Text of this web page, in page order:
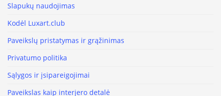
Slapukų naudojimas
Kodėl Luxart.club
Paveikslų pristatymas ir grąžinimas
Privatumo politika
Sąlygos ir įsipareigojimai
Paveikslas kaip interjero detalė